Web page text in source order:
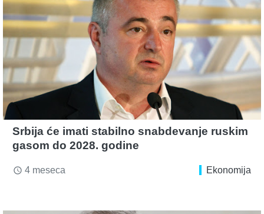
Srbija će imati stabilno snabdevanje ruskim
gasom do 2028. godine
access_time 4 meseca Ekonomija